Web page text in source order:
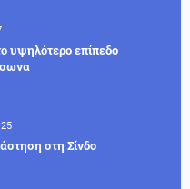
υψηλότερο επίπεδο
στη Σίνδο